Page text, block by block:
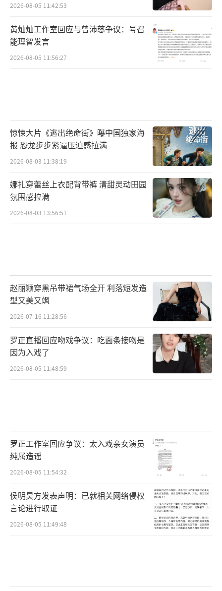
2026-08-05 11:42:53
黄灿灿工作室回应与曾沛慈争议：号召
能理智发言
2026-08-05 11:56:27
惊悚大片《逃出绝命街》曝中国独家海
报 恐龙步步紧逼压迫感拉满
2026-08-03 11:38:19
娜扎穿蕾丝上衣配背带裤 清甜灵动田园
氛围感拉满
2026-08-03 13:56:51
赵丽颖穿黑吊带裙气场全开 利落短发造
型又美又飒
2026-07-16 11:28:56
罗正直播回应吻戏争议：吃面条接吻是
因为入戏了
2026-08-05 11:48:59
罗正工作室回应争议：太入戏亲女演员
纯属造谣
2026-08-05 11:54:32
侯明昊方发表声明：已就相关网络侵权
言论进行取证
2026-08-05 11:49:48